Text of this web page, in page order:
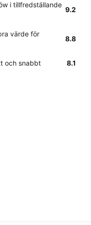
i tillfredställande
9.2
värde för
8.8
och snabbt 8.1